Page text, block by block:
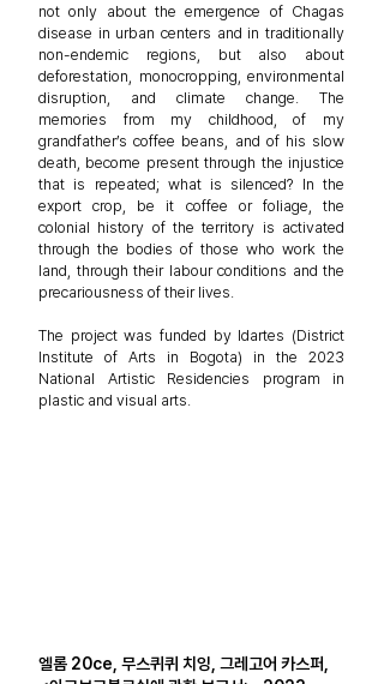
not only about the emergence of Chagas
disease in urban centers and in traditionally
non-endemic regions, but also about
deforestation, monocropping, environmental
disruption, and climate change. The
memories from my childhood, of my
grandfather’s coffee beans, and of his slow
death, become present through the injustice
that is repeated; what is silenced? In the
export crop, be it coffee or foliage, the
colonial history of the territory is activated
through the bodies of those who work the
land, through their labour conditions and the
precariousness of their lives.
The project was funded by Idartes (District
Institute of Arts in Bogota) in the 2023
National Artistic Residencies program in
plastic and visual arts.
엘롬 20ce, 무스퀴퀴 치잉, 그레고어 카스퍼,